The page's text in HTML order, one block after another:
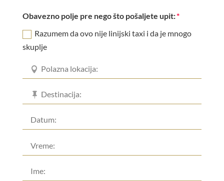
Obavezno polje pre nego što pošaljete upit:
Razumem da ovo nije linijski taxi i da je mnogo
skuplje